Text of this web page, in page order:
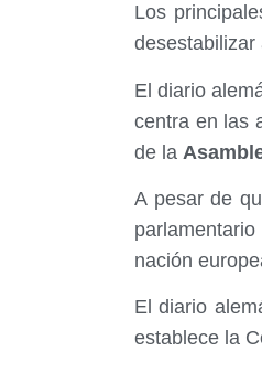
Los
desestabilizar
El diario
centra en las
de la
A pesar de
nación
El diario
establece la